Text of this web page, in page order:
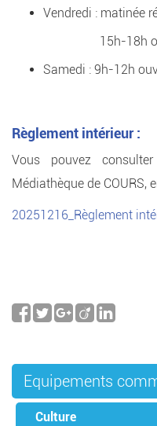
Vendredi : matinée
15h-18h
Samedi : 9h-12h
Règlement intérieur :
Vous pouvez
Médiathèque de COURS,
20251216_Règlement
Equipements
Culture